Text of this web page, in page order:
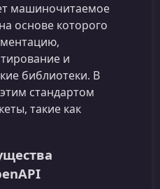
машиночитаемое
основе которого
и
библиотеки. В
стандартом
такие как